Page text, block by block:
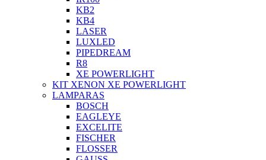
KB2
KB4
LASER
LUXLED
PIPEDREAM
R8
XE POWERLIGHT
KIT XENON XE POWERLIGHT
LAMPARAS
BOSCH
EAGLEYE
EXCELITE
FISCHER
FLOSSER